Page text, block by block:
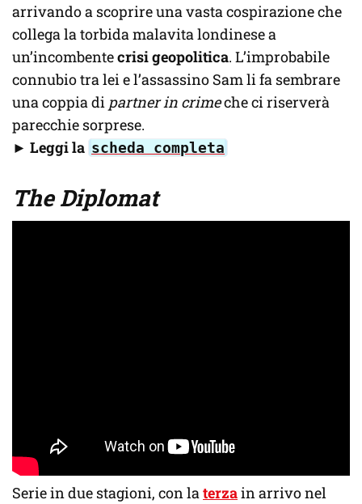
arrivando a scoprire una vasta cospirazione che
collega la torbida malavita londinese a
un’incombentecrisi geopolitica. L’improbabile
connubio tra lei e l’assassino Sam li fa sembrare
una coppia di partner in crimeche ci riserverà
parecchie sorprese.
► Leggi la scheda completa
The Diplomat
Serie in due stagioni, con laterzain arrivo nel